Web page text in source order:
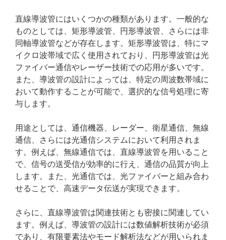
直線導波管にはいくつかの種類があります。一般的な
ものとしては、矩形導波管、円形導波管、さらには非
同軸導波管などが存在します。矩形導波管は、特にマ
イクロ波帯域で広く使用されており、円形導波管は光
ファイバー通信やレーザー技術での応用が多いです。
また、導波管の設計によっては、特定の周波数帯域に
おいて動作することが可能で、選択的な信号処理に寄
与します。
用途としては、通信機器、レーダー、衛星通信、無線
通信、さらには光通信システムにおいて利用されま
す。例えば、無線通信では、直線導波管を用いること
で、信号の送受信が効率的に行え、通信の品質が向上
します。また、光通信では、光ファイバーと組み合わ
せることで、高速データ伝送が実現できます。
さらに、直線導波管は関連技術とも密接に関連してい
ます。例えば、導波管の設計には数値解析技術が必須
であり、有限要素法やモード解析法などが用いられま